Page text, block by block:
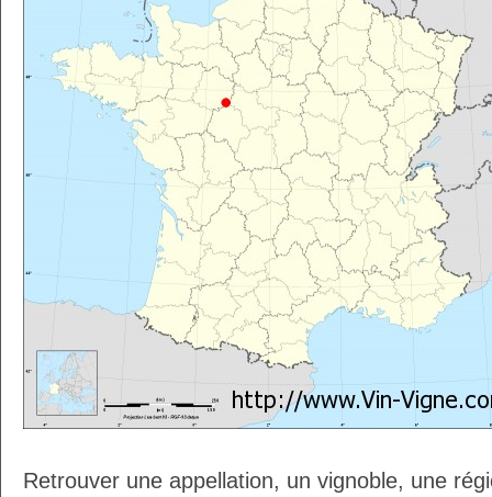
Retrouver une appellation, un vignoble, une